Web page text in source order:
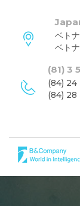
ベト
ベト
(81) 3
(84) 24
(84) 28